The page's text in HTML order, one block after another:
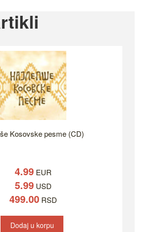
Kosovske pesme (CD)
4.99 EUR
5.99 USD
499.00 RSD
Dodaj u korpu